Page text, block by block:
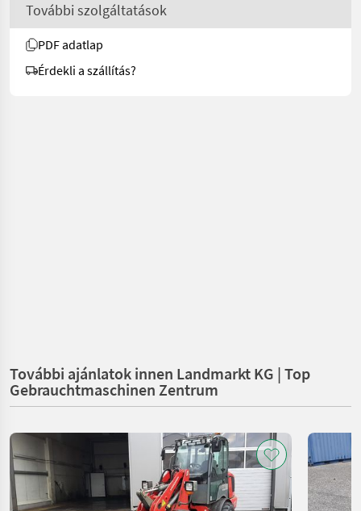
További szolgáltatások
PDF adatlap
Érdekli a szállítás?
További ajánlatok innen Landmarkt KG | Top
Gebrauchtmaschinen Zentrum